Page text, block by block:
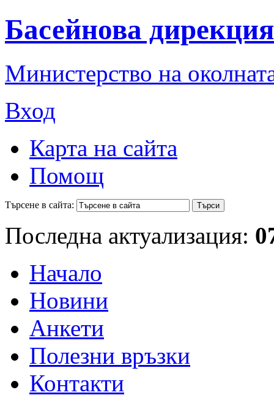
Басейнова
Министерство на
Вход
Карта на сайта
Помощ
Търсене в сайта:
Последна актуализация:
Начало
Новини
Анкети
Полезни връзки
Контакти